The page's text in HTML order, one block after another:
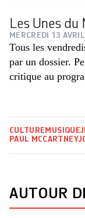
Les Unes du
MERCREDI 13
Tous les
par un dossier.
critique au
CULTURE MUSIQUE
PAUL MCCARTNEY
AUTOUR